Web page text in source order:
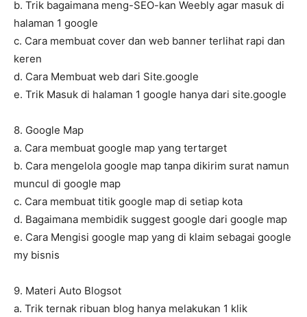
b. Trik bagaimana meng-SEO-kan Weebly agar masuk di
halaman 1 google
c. Cara membuat cover dan web banner terlihat rapi dan
keren
d. Cara Membuat web dari Site.google
e. Trik Masuk di halaman 1 google hanya dari site.google
8. Google Map
a. Cara membuat google map yang tertarget
b. Cara mengelola google map tanpa dikirim surat namun
muncul di google map
c. Cara membuat titik google map di setiap kota
d. Bagaimana membidik suggest google dari google map
e. Cara Mengisi google map yang di klaim sebagai google
my bisnis
9. Materi Auto Blogsot
a. Trik ternak ribuan blog hanya melakukan 1 klik